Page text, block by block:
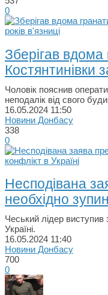
0
Зберігав
Костянтинівки
Чоловік пояснив
неподалік від свого
16.05.2024 11:50
Новини Донбасу
338
0
Несподівана
необхідно
Чеський лідер
Україні.
16.05.2024 11:40
Новини Донбасу
700
0